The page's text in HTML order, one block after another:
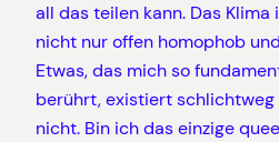
all das teilen kann. Das Klima
nicht nur offen homophob
Etwas, das mich so
berührt, existiert
nicht. Bin ich das einzige